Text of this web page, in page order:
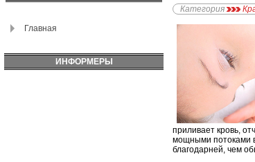
Главная
ИНФОРМЕРЫ
Категория
приливает кровь,
мощными потоками
благодарней, чем